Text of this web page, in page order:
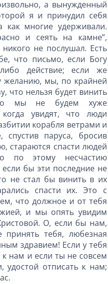
а вынужденный
я и принудил себя
как многие удерживали.
и сеять на камне”,
не послушал. Есть
что письмо, если Богу
либо действие; если же
желанию, мы, по крайней
что нельзя будет винить
мы не будем хуже
когда увидят, что люди
корабля ветрами и
спустив паруса, бросив
стараются спасти людей
по этому несчастию
бы эти последние не
не стал бы винить в их
спасти их. Это с
что должное и от тебя
и мы опять увидим
О, если бы нам,
принять тебя, любезная
здравием! Если у тебя
нам и если ты не совсем
удостой отписать к нам;